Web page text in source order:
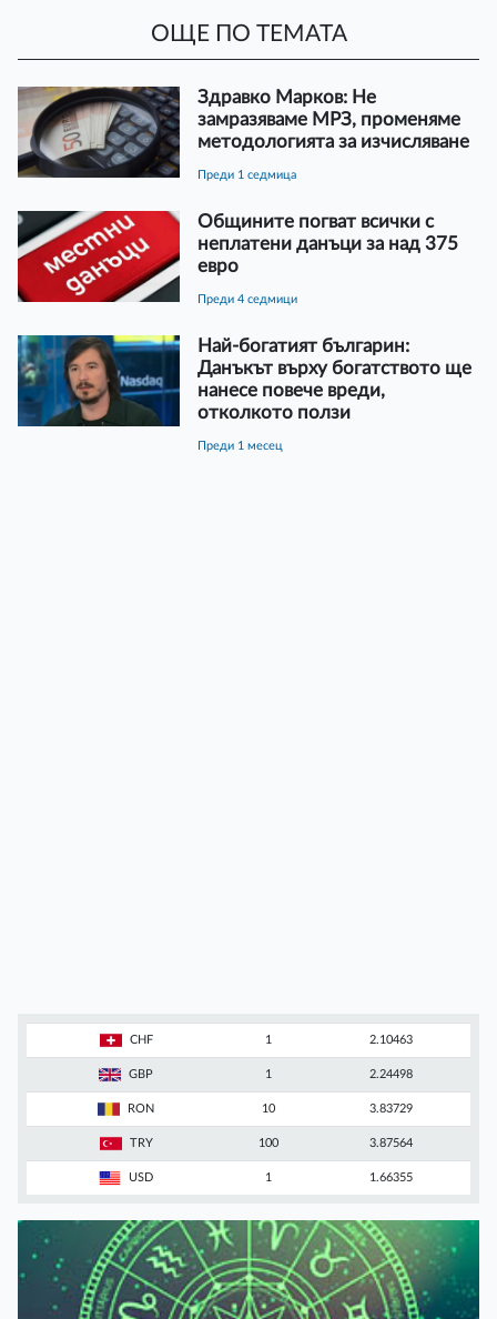
ОЩЕ ПО ТЕМАТА
Здравко Марков: Не
замразяваме МРЗ, променяме
методологията за изчисляване
преди 1 седмица
Общините погват всички с
неплатени данъци за над 375
евро
преди 4 седмици
Най-богатият българин:
Данъкът върху богатството ще
нанесе повече вреди,
отколкото ползи
преди 1 месец
CHF 1 2.10463
GBP 1 2.24498
RON 10 3.83729
TRY 100 3.87564
USD 1 1.66355